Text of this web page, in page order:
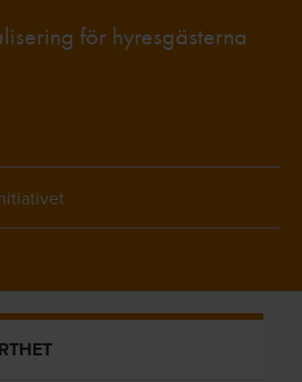
för hyresgästerna